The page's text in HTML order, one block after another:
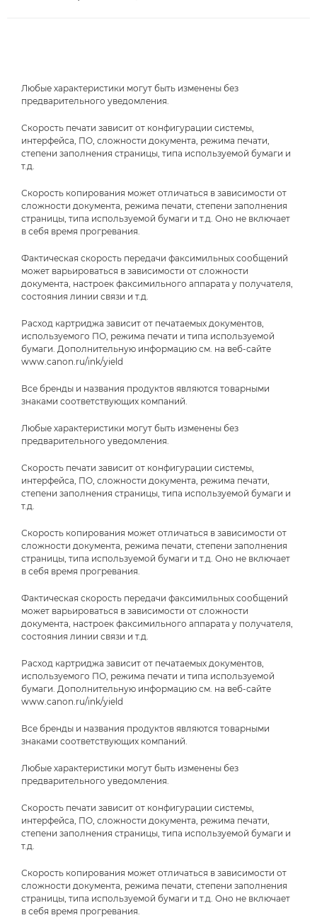
Любые характеристики могут быть изменены без
предварительного уведомления.
Скорость печати зависит от конфигурации системы,
интерфейса, ПО, сложности документа, режима печати,
степени заполнения страницы, типа используемой бумаги и
т.д.
Скорость копирования может отличаться в зависимости от
сложности документа, режима печати, степени заполнения
страницы, типа используемой бумаги и т.д. Оно не включает
в себя время прогревания.
Фактическая скорость передачи факсимильных сообщений
может варьироваться в зависимости от сложности
документа, настроек факсимильного аппарата у получателя,
состояния линии связи и т.д.
Расход картриджа зависит от печатаемых документов,
используемого ПО, режима печати и типа используемой
бумаги. Дополнительную информацию см. на веб-сайте
www.canon.ru/ink/yield
Все бренды и названия продуктов являются товарными
знаками соответствующих компаний.
Любые характеристики могут быть изменены без
предварительного уведомления.
Скорость печати зависит от конфигурации системы,
интерфейса, ПО, сложности документа, режима печати,
степени заполнения страницы, типа используемой бумаги и
т.д.
Скорость копирования может отличаться в зависимости от
сложности документа, режима печати, степени заполнения
страницы, типа используемой бумаги и т.д. Оно не включает
в себя время прогревания.
Фактическая скорость передачи факсимильных сообщений
может варьироваться в зависимости от сложности
документа, настроек факсимильного аппарата у получателя,
состояния линии связи и т.д.
Расход картриджа зависит от печатаемых документов,
используемого ПО, режима печати и типа используемой
бумаги. Дополнительную информацию см. на веб-сайте
www.canon.ru/ink/yield
Все бренды и названия продуктов являются товарными
знаками соответствующих компаний.
Любые характеристики могут быть изменены без
предварительного уведомления.
Скорость печати зависит от конфигурации системы,
интерфейса, ПО, сложности документа, режима печати,
степени заполнения страницы, типа используемой бумаги и
т.д.
Скорость копирования может отличаться в зависимости от
сложности документа, режима печати, степени заполнения
страницы, типа используемой бумаги и т.д. Оно не включает
в себя время прогревания.